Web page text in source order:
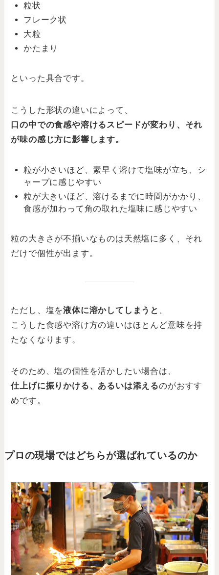
粒状
フレーク状
大粒
かたまり
といった具合です。
こうした形状の違いによって、
口の中での食感や溶けるスピードが変わり、それ
が味の感じ方に影響します。
粒が小さいほど、素早く溶けて塩味が立ち、シ
ャープに感じやすい
粒が大きいほど、溶けるまでに時間がかかり、
食感が加わって角の取れた塩味に感じやすい
粒の大きさが不揃いなものは天然塩に多く、それ
だけで個性が出ます。
ただし、塩を液体に溶かしてしまうと 、
こうした食感や溶け方の違いはほとんど意味を持
たなくなります。
そのため、塩の個性を活かしたい場合は、
仕上げに振りかける、あるいは添えるのがおすす
めです。
プロの現場ではどちらが選ばれているのか